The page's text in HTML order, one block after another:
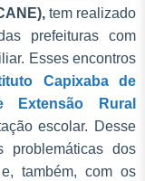
tem realizado
prefeituras com
Esses encontros
Capixaba de
Extensão Rural
escolar. Desse
problemáticas dos
também, com os